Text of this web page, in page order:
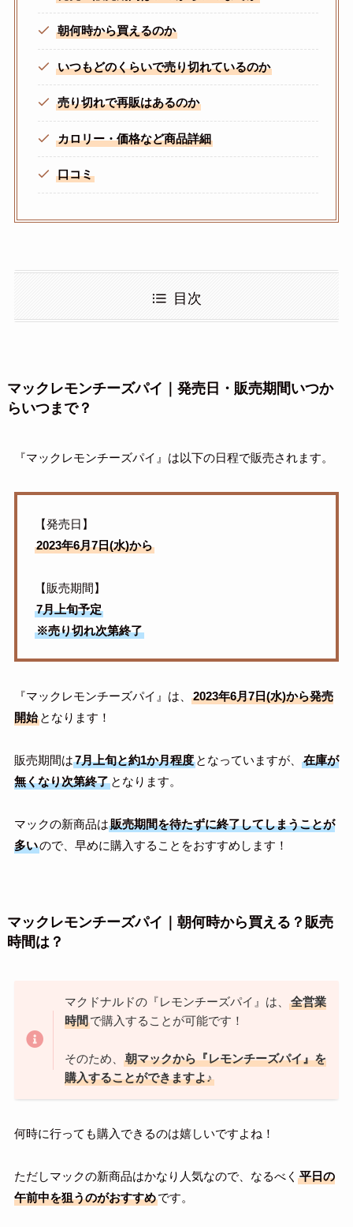
朝何時から買えるのか
いつもどのくらいで売り切れているのか
売り切れで再販はあるのか
カロリー・価格など商品詳細
口コミ
目次
マックレモンチーズパイ｜発売日・販売期間いつか
らいつまで？
『マックレモンチーズパイ』は以下の日程で販売されます。
【発売日】
2023年6月7日(水)から
【販売期間】
7月上旬予定
※売り切れ次第終了
『マックレモンチーズパイ』は、
2023年6月7日(水)から発売
開始となります！
販売期間は7月上旬と約1か月程度となっていますが、
在庫が
無くなり次第終了となります。
マックの新商品は販売期間を待たずに終了してしまうことが
多いので、早めに購入することをおすすめします！
マックレモンチーズパイ｜朝何時から買える？販売
時間は？
マクドナルドの『レモンチーズパイ』は、
全営業
時間で購入することが可能です！
そのため、
朝マックから『レモンチーズパイ』を
購入することができますよ♪
何時に行っても購入できるのは嬉しいですよね！
ただしマックの新商品はかなり人気なので、なるべく 平日の
午前中を狙うのがおすすめです。